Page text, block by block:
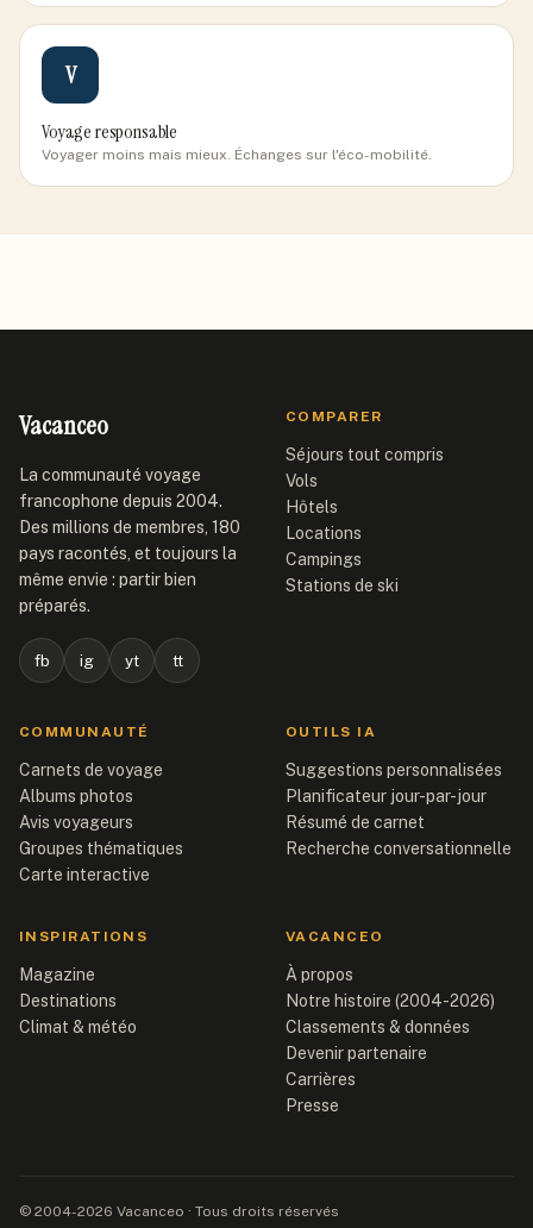
V
Voyage responsable
Voyager moins mais mieux. Échanges sur l'éco-mobilité.
Vacanceo
La communauté voyage
francophone depuis 2004.
Des millions de membres, 180
pays racontés, et toujours la
même envie : partir bien
préparés.
fb ig yt tt
COMPARER
Séjours tout compris
Vols
Hôtels
Locations
Campings
Stations de ski
COMMUNAUTÉ
Carnets de voyage
Albums photos
Avis voyageurs
Groupes thématiques
Carte interactive
OUTILS IA
Suggestions personnalisées
Planificateur jour-par-jour
Résumé de carnet
Recherche conversationnelle
INSPIRATIONS
Magazine
Destinations
Climat & météo
VACANCEO
À propos
Notre histoire (2004-2026)
Classements & données
Devenir partenaire
Carrières
Presse
© 2004-2026 Vacanceo · Tous droits réservés